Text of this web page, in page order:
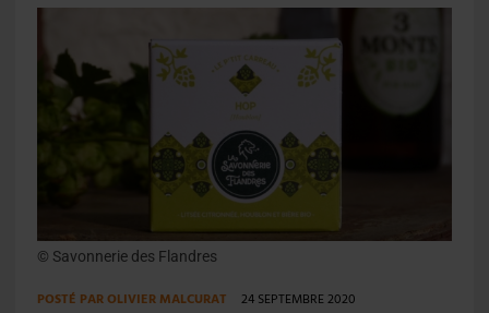
© Savonnerie des Flandres
POSTÉ PAROLIVIER MALCURAT 24 SEPTEMBRE 2020